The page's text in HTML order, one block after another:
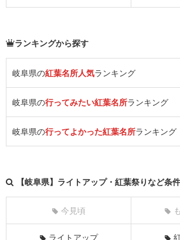
ランキングから探す
岐阜県の紅葉名所人気ランキング
岐阜県の行ってみたい紅葉名所ランキング
岐阜県の行ってよかった紅葉名所ランキング
【岐阜県】ライトアップ・紅葉祭りなど条
今見頃
ライトアップ